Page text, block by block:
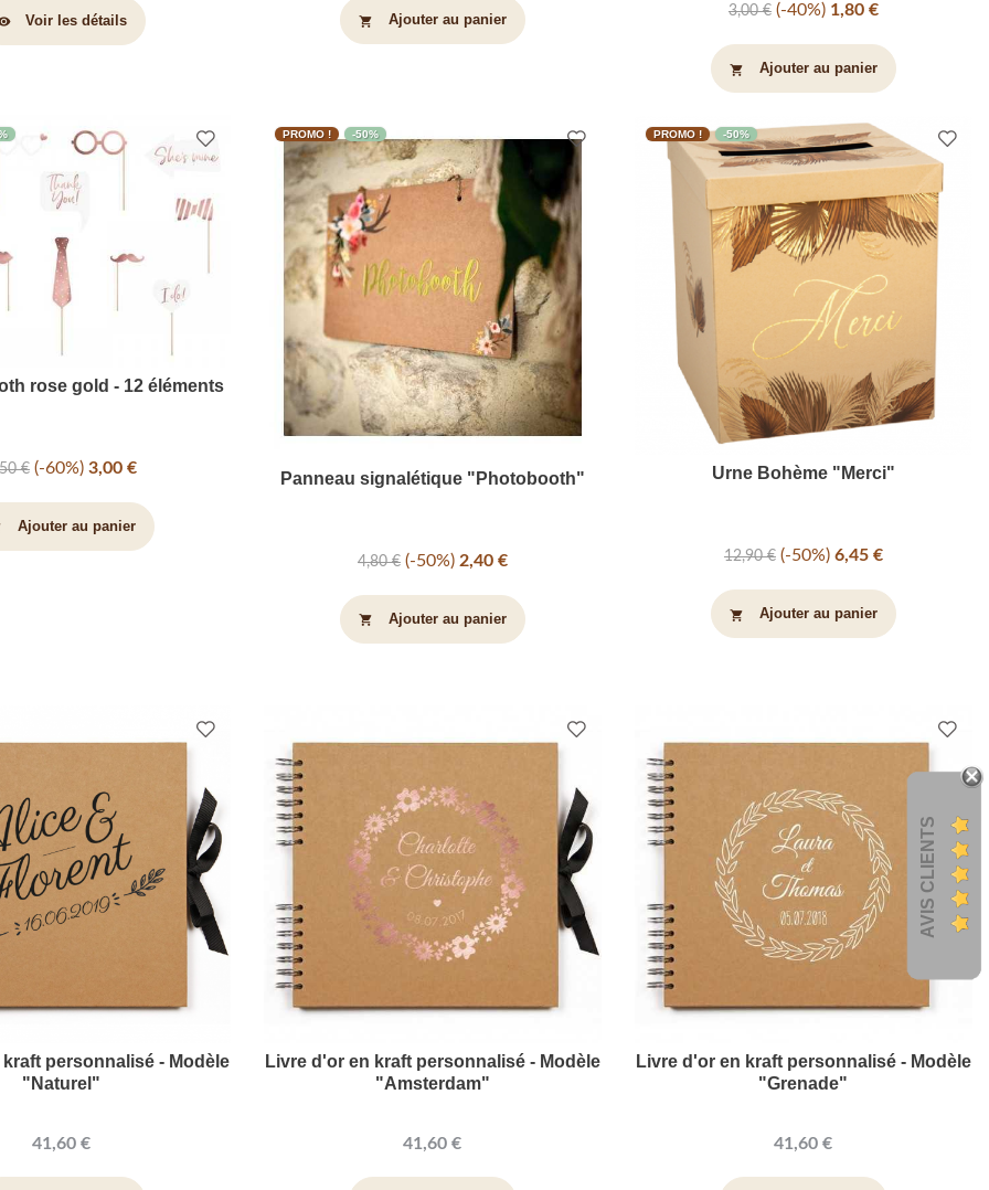
Voir les détails shopping_cart Ajouter au panier 3,00 € -40% 1,80 €
shopping_cart Ajouter au panier
rose gold - 12 éléments
€ -60% 3,00 €
Ajouter au panier
PROMO ! -50%
Panneau signalétique "Photobooth"
4,80 € -50% 2,40 €
shopping_cart Ajouter au panier
PROMO ! -50%
Urne Bohème "Merci"
12,90 € -50% 6,45 €
shopping_cart Ajouter au panier
personnalisé - Modèle
"Naturel"
41,60 €
Livre d'or en kraft personnalisé - Modèle
"Amsterdam"
41,60 €
Livre d'or en kraft personnalisé - Modèle
"Grenade"
41,60 €
AVIS CLIENTS